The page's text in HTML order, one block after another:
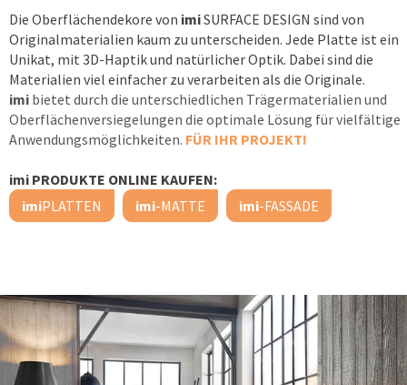
Die Oberflächendekore von imiSURFACE DESIGN sind von
Originalmaterialien kaum zu unterscheiden. Jede Platte ist ein
Unikat, mit 3D-Haptik und natürlicher Optik. Dabei sind die
Materialien viel einfacher zu verarbeiten als die Originale.
imi bietet durch die unterschiedlichen Trägermaterialien und
Oberflächenversiegelungen die optimale Lösung für vielfältige
Anwendungsmöglichkeiten. FÜR IHR PROJEKT!
imi PRODUKTE ONLINE KAUFEN:
imiPLATTEN imi-MATTE imi-FASSADE